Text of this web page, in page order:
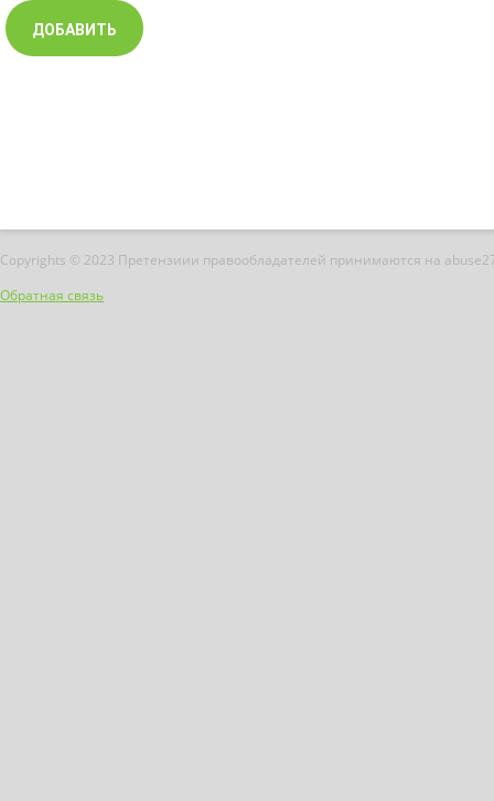
Copyrights © 2023 Претензиии правообладателей принимаются на
Обратная связь